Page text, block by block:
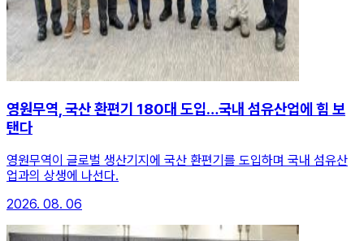
영원무역, 국산 환편기 180대 도입…국내 섬유산업에 힘 보
탠다
영원무역이 글로벌 생산기지에 국산 환편기를 도입하며 국내 섬유산
업과의 상생에 나선다.
2026. 08. 06